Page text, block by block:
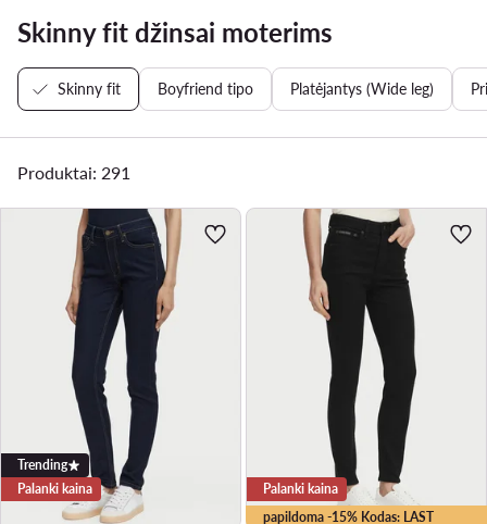
Skinny fit džinsai moterims
Skinny fit Boyfriend tipo Platėjantys (Wide leg)
Produktai: 291
Trending
Palanki kaina
papildoma -15% Kodas: LAST
Palanki kaina